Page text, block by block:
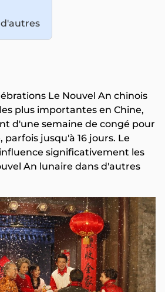
d'autres
Le Nouvel An chinois
plus importantes en Chine,
d'une semaine de congé pour
jusqu'à 16 jours. Le
significativement les
An lunaire dans d'autres